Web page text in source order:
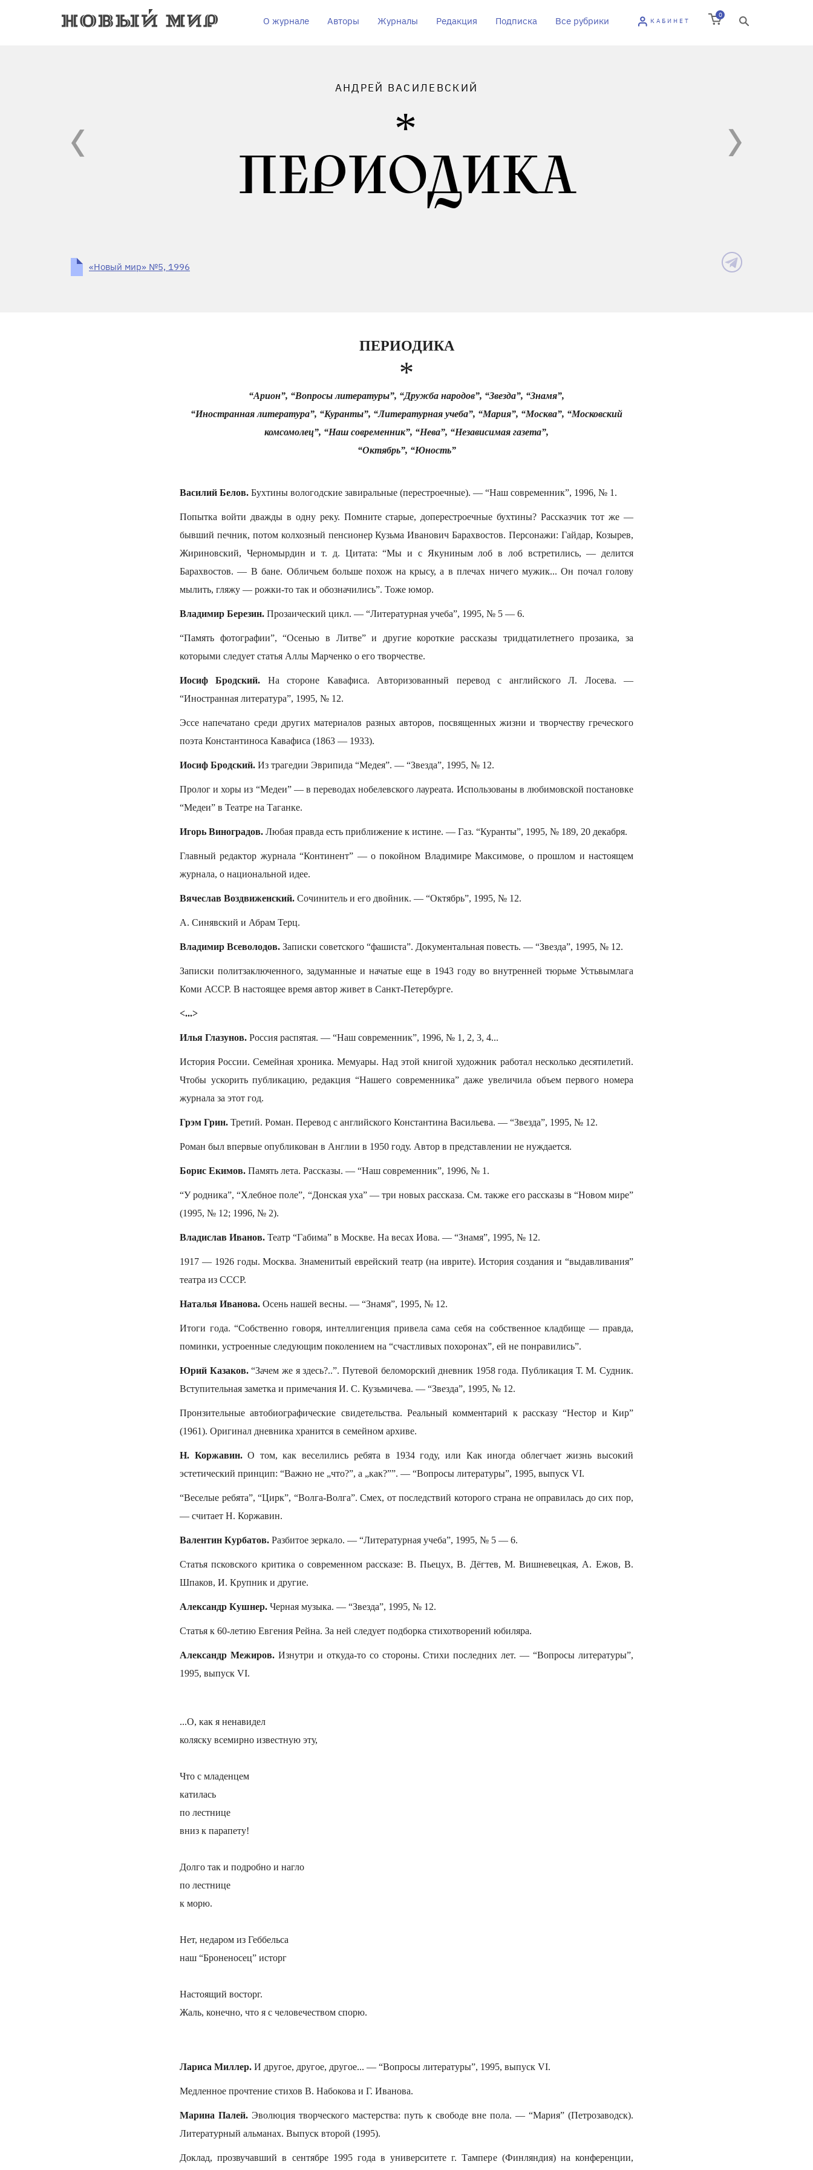
О журнале Авторы Журналы Редакция Подписка Все рубрики КАБИНЕТ
0
АНДРЕЙ ВАСИЛЕВСКИЙ
ПЕРИОДИКА
«Новый мир» №5, 1996
ПЕРИОДИКА
*
“Арион”, “Вопросы литературы”, “Дружба народов”, “Звезда”, “Знамя”,
“Иностранная литература”, “Куранты”, “Литературная учеба”, “Мария”, “Москва”, “Московский
комсомолец”, “Наш современник”, “Нева”, “Независимая газета”,
“Октябрь”, “Юность”
Василий Белов. Бухтины вологодские завиральные (перестроечные). — “Наш современник”, 1996, № 1.
Попытка войти дважды в одну реку. Помните старые, доперестроечные бухтины? Рассказчик тот же —
бывший печник, потом колхозный пенсионер Кузьма Иванович Барахвостов. Персонажи: Гайдар, Козырев,
Жириновский, Черномырдин и т. д. Цитата: “Мы и с Якуниным лоб в лоб встретились, — делится
Барахвостов. — В бане. Обличьем больше похож на крысу, а в плечах ничего мужик... Он почал голову
мылить, гляжу — рожки-то так и обозначились”. Тоже юмор.
Владимир Березин. Прозаический цикл. — “Литературная учеба”, 1995, № 5 — 6.
“Память фотографии”, “Осенью в Литве” и другие короткие рассказы тридцатилетнего прозаика, за
которыми следует статья Аллы Марченко о его творчестве.
Иосиф Бродский. На стороне Кавафиса. Авторизованный перевод с английского Л. Лосева. —
“Иностранная литература”, 1995, № 12.
Эссе напечатано среди других материалов разных авторов, посвященных жизни и творчеству греческого
поэта Константиноса Кавафиса (1863 — 1933).
Иосиф Бродский. Из трагедии Эврипида “Медея”. — “Звезда”, 1995, № 12.
Пролог и хоры из “Медеи” — в переводах нобелевского лауреата. Использованы в любимовской постановке
“Медеи” в Театре на Таганке.
Игорь Виноградов. Любая правда есть приближение к истине. — Газ. “Куранты”, 1995, № 189, 20 декабря.
Главный редактор журнала “Континент” — о покойном Владимире Максимове, о прошлом и настоящем
журнала, о национальной идее.
Вячеслав Воздвиженский. Сочинитель и его двойник. — “Октябрь”, 1995, № 12.
А. Синявский и Абрам Терц.
Владимир Всеволодов. Записки советского “фашиста”. Документальная повесть. — “Звезда”, 1995, № 12.
Записки политзаключенного, задуманные и начатые еще в 1943 году во внутренней тюрьме Устьвымлага
Коми АССР. В настоящее время автор живет в Санкт-Петербурге.
<...>
Илья Глазунов. Россия распятая. — “Наш современник”, 1996, № 1, 2, 3, 4...
История России. Семейная хроника. Мемуары. Над этой книгой художник работал несколько десятилетий.
Чтобы ускорить публикацию, редакция “Нашего современника” даже увеличила объем первого номера
журнала за этот год.
Грэм Грин. Третий. Роман. Перевод с английского Константина Васильева. — “Звезда”, 1995, № 12.
Роман был впервые опубликован в Англии в 1950 году. Автор в представлении не нуждается.
Борис Екимов. Память лета. Рассказы. — “Наш современник”, 1996, № 1.
“У родника”, “Хлебное поле”, “Донская уха” — три новых рассказа. См. также его рассказы в “Новом мире”
(1995, № 12; 1996, № 2).
Владислав Иванов. Театр “Габима” в Москве. На весах Иова. — “Знамя”, 1995, № 12.
1917 — 1926 годы. Москва. Знаменитый еврейский театр (на иврите). История создания и “выдавливания”
театра из СССР.
Наталья Иванова. Осень нашей весны. — “Знамя”, 1995, № 12.
Итоги года. “Собственно говоря, интеллигенция привела сама себя на собственное кладбище — правда,
поминки, устроенные следующим поколением на “счастливых похоронах”, ей не понравились”.
Юрий Казаков.“Зачем же я здесь?..”. Путевой беломорский дневник 1958 года. Публикация Т. М. Судник.
Вступительная заметка и примечания И. С. Кузьмичева. — “Звезда”, 1995, № 12.
Пронзительные автобиографические свидетельства. Реальный комментарий к рассказу “Нестор и Кир”
(1961). Оригинал дневника хранится в семейном архиве.
Н. Коржавин.О том, как веселились ребята в 1934 году, или Как иногда облегчает жизнь высокий
эстетический принцип: “Важно не „что?”, а „как?””. — “Вопросы литературы”, 1995, выпуск VI.
“Веселые ребята”, “Цирк”, “Волга-Волга”. Смех, от последствий которого страна не оправилась до сих пор,
— считает Н. Коржавин.
Валентин Курбатов. Разбитое зеркало. — “Литературная учеба”, 1995, № 5 — 6.
Статья псковского критика о современном рассказе: В. Пьецух, В. Дёгтев, М. Вишневецкая, А. Ежов, В.
Шпаков, И. Крупник и другие.
Александр Кушнер. Черная музыка. — “Звезда”, 1995, № 12.
Статья к 60-летию Евгения Рейна. За ней следует подборка стихотворений юбиляра.
Александр Межиров.Изнутри и откуда-то со стороны. Стихи последних лет. — “Вопросы литературы”,
1995, выпуск VI.
...О, как я ненавидел
коляску всемирно известную эту,
Что с младенцем
катилась
по лестнице
вниз к парапету!
Долго так и подробно и нагло
по лестнице
к морю.
Нет, недаром из Геббельса
наш “Броненосец” исторг
Настоящий восторг.
Жаль, конечно, что я с человечеством спорю.
Лариса Миллер. И другое, другое, другое... — “Вопросы литературы”, 1995, выпуск VI.
Медленное прочтение стихов В. Набокова и Г. Иванова.
Марина Палей. Эволюция творческого мастерства: путь к свободе вне пола. — “Мария” (Петрозаводск).
Литературный альманах. Выпуск второй (1995).
Доклад, прозвучавший в сентябре 1995 года в университете г. Тампере (Финляндия) на конференции,